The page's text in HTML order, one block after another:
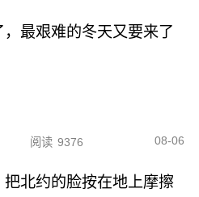
最艰难的冬天又要来了
阅读 9376 08-06
北约的脸按在地上摩擦